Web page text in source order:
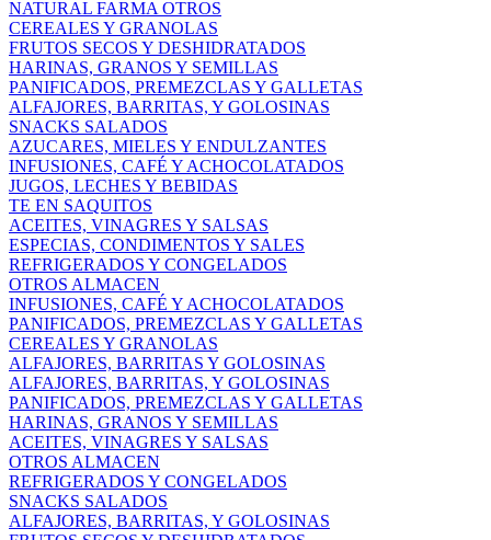
NATURAL FARMA OTROS
CEREALES Y GRANOLAS
FRUTOS SECOS Y DESHIDRATADOS
HARINAS, GRANOS Y SEMILLAS
PANIFICADOS, PREMEZCLAS Y GALLETAS
ALFAJORES, BARRITAS, Y GOLOSINAS
SNACKS SALADOS
AZUCARES, MIELES Y ENDULZANTES
INFUSIONES, CAFÉ Y ACHOCOLATADOS
JUGOS, LECHES Y BEBIDAS
TE EN SAQUITOS
ACEITES, VINAGRES Y SALSAS
ESPECIAS, CONDIMENTOS Y SALES
REFRIGERADOS Y CONGELADOS
OTROS ALMACEN
INFUSIONES, CAFÉ Y ACHOCOLATADOS
PANIFICADOS, PREMEZCLAS Y GALLETAS
CEREALES Y GRANOLAS
ALFAJORES, BARRITAS Y GOLOSINAS
ALFAJORES, BARRITAS, Y GOLOSINAS
PANIFICADOS, PREMEZCLAS Y GALLETAS
HARINAS, GRANOS Y SEMILLAS
ACEITES, VINAGRES Y SALSAS
OTROS ALMACEN
REFRIGERADOS Y CONGELADOS
SNACKS SALADOS
ALFAJORES, BARRITAS, Y GOLOSINAS